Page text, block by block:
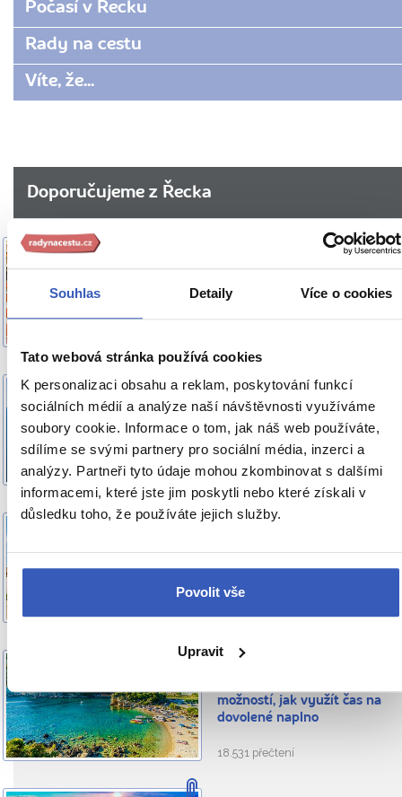
Souhlas Detaily Více o cookies
Tato webová stránka používá cookies
K personalizaci obsahu a reklam, poskytování funkcí
sociálních médií a analýze naší návštěvnosti využíváme
soubory cookie. Informace o tom, jak náš web používáte,
sdílíme se svými partnery pro sociální média, inzerci a
analýzy. Partneři tyto údaje mohou zkombinovat s dalšími
informacemi, které jste jim poskytli nebo které získali v
důsledku toho, že používáte jejich služby.
Povolit vše
Upravit
Počasí v Řecku
Rady na cestu
Víte, že...
Doporučujeme z Řecka
VÍTE, ŽE...
10 věcí, které jste o Krétě
nejspíš vůbec netušili: sníh,
počátky evropské civilizace
OBLÍBENÁ MÍSTA
Platamonas: klidné řecké
letovisko s atmosférou,
která vás příjemně pohltí
2.152 přečtení
možností, jak využít čas na
dovolené naplno
18.531 přečtení